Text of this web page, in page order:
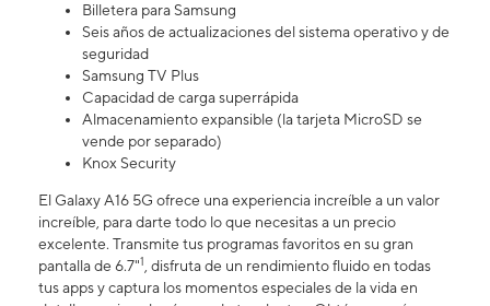
Billetera para Samsung
Seis años de actualizaciones del sistema operativo y de
seguridad
Samsung TV Plus
Capacidad de carga superrápida
Almacenamiento expansible (la tarjeta MicroSD se
vende por separado)
Knox Security
El Galaxy A16 5G ofrece una experiencia increíble a un valor
increíble, para darte todo lo que necesitas a un precio
excelente. Transmite tus programas favoritos en su gran
pantalla de 6.7"1, disfruta de un rendimiento fluido en todas
tus apps y captura los momentos especiales de la vida en